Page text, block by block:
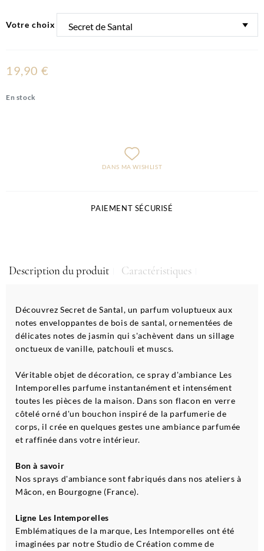
Votre choix
19,90 €
En stock
DANS MA WISHLIST
PAIEMENT SÉCURISÉ
Description du produit Caractéristiques
Découvrez Secret de Santal, un parfum voluptueux aux
notes enveloppantes de bois de santal, ornementées de
délicates notes de jasmin qui s'achèvent dans un sillage
onctueux de vanille, patchouli et muscs.
Véritable objet de décoration, ce spray d'ambiance Les
Intemporelles parfume instantanément et intensément
toutes les pièces de la maison. Dans son flacon en verre
côtelé orné d'un bouchon inspiré de la parfumerie de
corps, il crée en quelques gestes une ambiance parfumée
et raffinée dans votre intérieur.
Bon à savoir
Nos sprays d'ambiance sont fabriqués dans nos ateliers à
Mâcon, en Bourgogne (France).
Ligne Les Intemporelles
Emblématiques de la marque, Les Intemporelles ont été
imaginées par notre Studio de Création comme de